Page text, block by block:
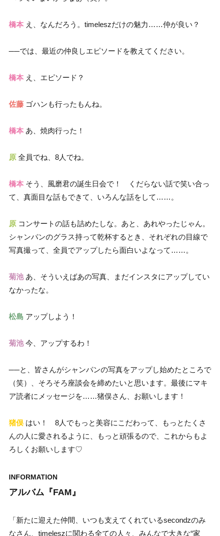
橋本 え、なんだろう。timeleszだけの魅力……仲が良い？
──では、最近の仲良しエピソードを教えてください。
橋本 え、エピソード？
佐藤 ゴハンも行ったもんね。
橋本 あ、焼肉行った！
原 全員でね、8人でね。
橋本 そう、風磨君の誕生日会で！ くだらない話で笑い合っ
て、真面目な話もできて、いろんな話をして……。
原 コンサートの話も詰めたしな。あと、あれやったじゃん。
シャンパンのグラス持って乾杯するとき、それぞれの目線で
写真撮って、全員でアップしたら面白いよなって……。
菊池あ、そういえばあの写真、まだインスタにアップしてい
なかったな。
松島 アップしよう！
菊池今、アップするわ！
──と、皆さんがシャンパンの写真をアップし始めたところで
（笑）、そろそろ座談会を締めたいと思います。最後にマキ
ア読者にメッセージを……猪俣さん、お願いします！
猪俣 はい！ 8人でもっと美容にこだわって、もっとたくさ
んの人に愛されるように、もっと頑張るので、これからもよ
ろしくお願いします♡
INFORMATION
アルバム『FAM』
「新たに迎えた仲間、いつも支えてくれているsecondzのみ
なさん、timeleszに関わる全ての人々、みんなで大きな“家